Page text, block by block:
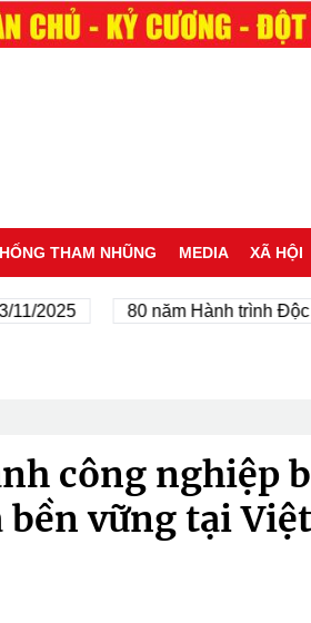
THAM NHŨNG MEDIA XÃ HỘI
80 năm Hành trình Độc lập
công nghiệp
bền vững tại Việt